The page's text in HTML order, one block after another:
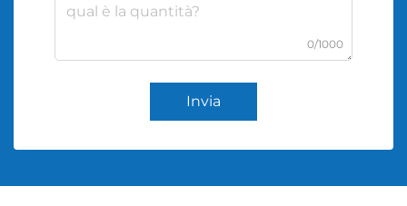
0/1000
Invia